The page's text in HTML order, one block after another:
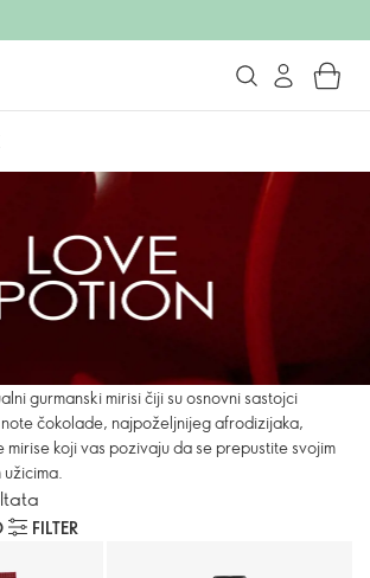
gurmanski mirisi čiji su osnovni sastojci
čokolade, najpoželjnijeg afrodizijaka,
koji vas pozivaju da se prepustite svojim
užicima.
FILTER